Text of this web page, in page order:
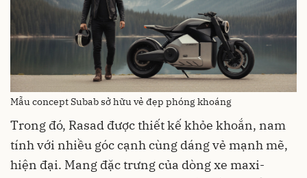
Mẫu concept Subab sở hữu vẻ đẹp phóng khoáng
Trong đó, Rasad được thiết kế khỏe khoắn, nam
tính với nhiều góc cạnh cùng dáng vẻ mạnh mẽ,
hiện đại. Mang đặc trưng của dòng xe maxi-